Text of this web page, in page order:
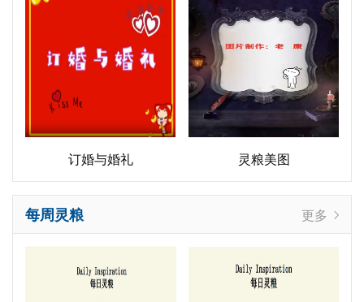
订婚与婚礼 灵粮美图
每周灵粮 更多